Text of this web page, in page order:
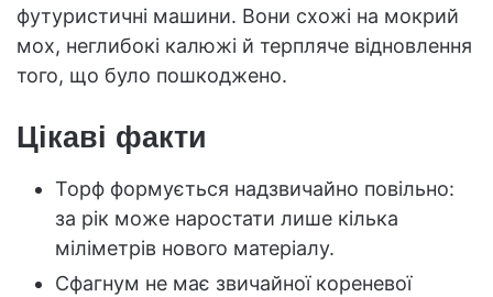
футуристичні машини. Вони схожі на мокрий
мох, неглибокі калюжі й терпляче відновлення
того, що було пошкоджено.
Цікаві факти
Торф формується надзвичайно повільно:
за рік може наростати лише кілька
міліметрів нового матеріалу.
Сфагнум не має звичайної кореневої